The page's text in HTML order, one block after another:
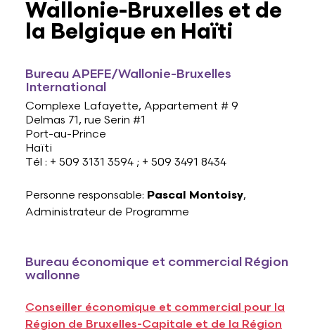
Wallonie-Bruxelles et de
la Belgique en Haïti
Bureau APEFE/Wallonie-Bruxelles
International
Complexe Lafayette, Appartement # 9
Delmas 71, rue Serin #1
Port-au-Prince
Haïti
Tél : + 509 3131 3594 ; + 509 3491 8434
Personne responsable: Pascal Montoisy,
Administrateur de Programme
Bureau économique et commercial Région
wallonne
Conseiller économique et commercial pour la
Région de Bruxelles-Capitale et de la Région